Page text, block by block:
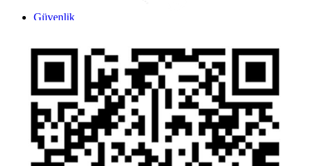
Güvenlik
İhbar Formu
Yasal Duyurular
Bilgi Toplumu Hizmetleri
Kişisel Verilerin Korunması
YTM - Zamanaşımına Uğrayacak Emanet ve Alacaklar
Kamuyu Aydınlatma Esaslarına İlişkin Duyuru
Link